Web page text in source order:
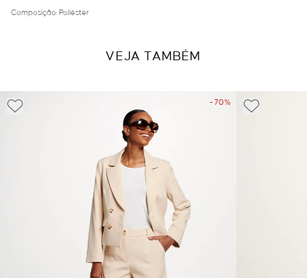
Composição: Poliéster
VEJA TAMBÉM
- 70%